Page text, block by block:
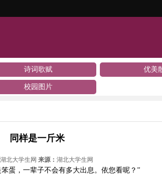
诗词歌赋 优美
校园图片
同样是一斤米
湖北大学生网 来源： 湖北大学生网
蛋，一辈子不会有多大出息。依您看呢？”